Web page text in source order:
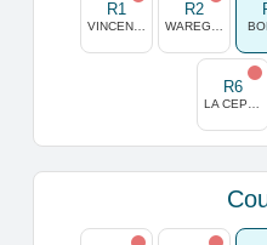
R1 R2
R6